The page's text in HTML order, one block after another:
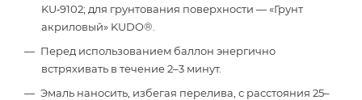
KU‑9102; для грунтования поверхности — «Грунт
акриловый» KUDO®.
Перед использованием баллон энергично
встряхивать в течение 2–3 минут.
Эмаль наносить, избегая перелива, с расстояния 25–